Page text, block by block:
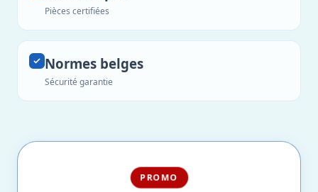
Pièces certifiées
Normes belges
Sécurité garantie
PROMO